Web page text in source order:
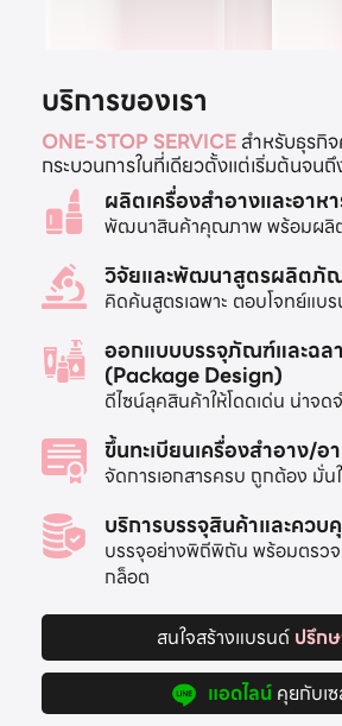
บริการของเรา
ONE-STOP SERVICEสำหรับธุรกิ
กระบวนการในที่เดียวตั้งแต่เริ่มต้นจน
ผลิตเครื่องสำอางและอาห
พัฒนาสินค้าคุณภาพ พร้อมผลิต
วิจัยและพัฒนาสูตรผลิตภั
คิดค้นสูตรเฉพาะ ตอบโจทย์แ
ออกแบบบรรจุภัณฑ์และฉล
(Package Design)
ดีไซน์ลุคสินค้าให้โดดเด่น น่าจด
ขึ้นทะเบียนเครื่องสำอาง/อ
จัดการเอกสารครบ ถูกต้อง มั่
บริการบรรจุสินค้าและคว
บรรจุอย่างพิถีพิถัน พร้อมตรว
กล็อต
สนใจสร้างแบรนด์ ปรึกษ
แอดไลน์ คุยกับเ